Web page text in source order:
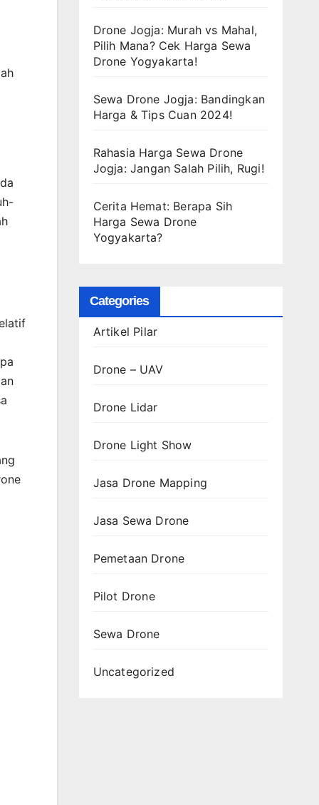
Drone Jogja: Murah vs Mahal,
Pilih Mana? Cek Harga Sewa
Drone Yogyakarta!
Sewa Drone Jogja: Bandingkan
Harga & Tips Cuan 2024!
Rahasia Harga Sewa Drone
Jogja: Jangan Salah Pilih, Rugi!
Cerita Hemat: Berapa Sih
Harga Sewa Drone
Yogyakarta?
Categories
Artikel Pilar
Drone – UAV
Drone Lidar
Drone Light Show
Jasa Drone Mapping
Jasa Sewa Drone
Pemetaan Drone
Pilot Drone
Sewa Drone
Uncategorized